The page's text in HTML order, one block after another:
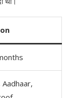
Aadhaar,